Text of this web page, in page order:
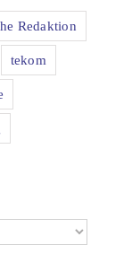
Redaktion
tekom